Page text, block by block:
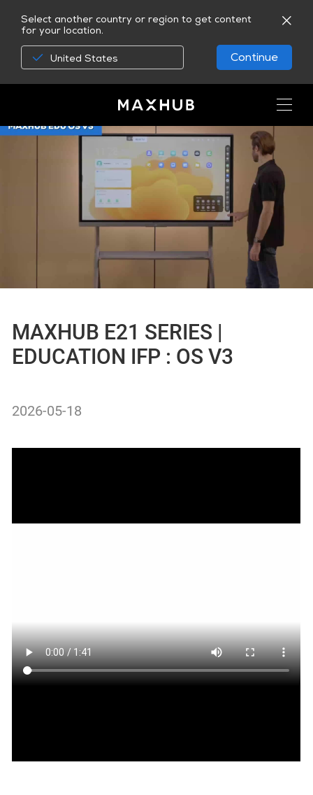
Select another country or region to get content
for your location.
United States Continue
MAXHUB E21 SERIES |
EDUCATION IFP : OS V3
2026-05-18